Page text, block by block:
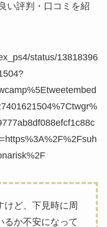
い評判・口コミを紹
status/13818396
けど、下見時に周
るか不安になって